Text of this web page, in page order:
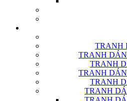
TRANH
TRANH
TRANH
TRANH
TRANH
TRANH